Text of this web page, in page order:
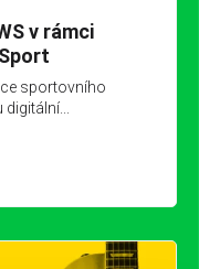
v rámci
sportovního